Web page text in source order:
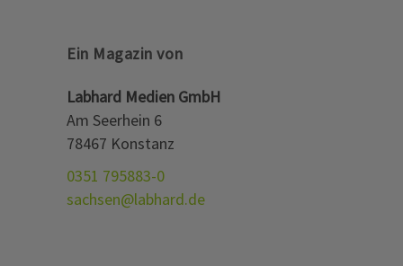
Ein Magazin von
Labhard Medien GmbH
Am Seerhein 6
78467 Konstanz
0351 795883-0
sachsen@labhard.de